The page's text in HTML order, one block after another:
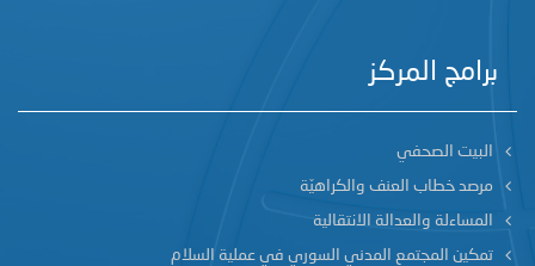
برامج المركز
البيت الصحفي
مرصد خطاب العنف والكراهيّة
المساءلة والعدالة الانتقالية
تمكين المجتمع المدني السوري في عملية السلام